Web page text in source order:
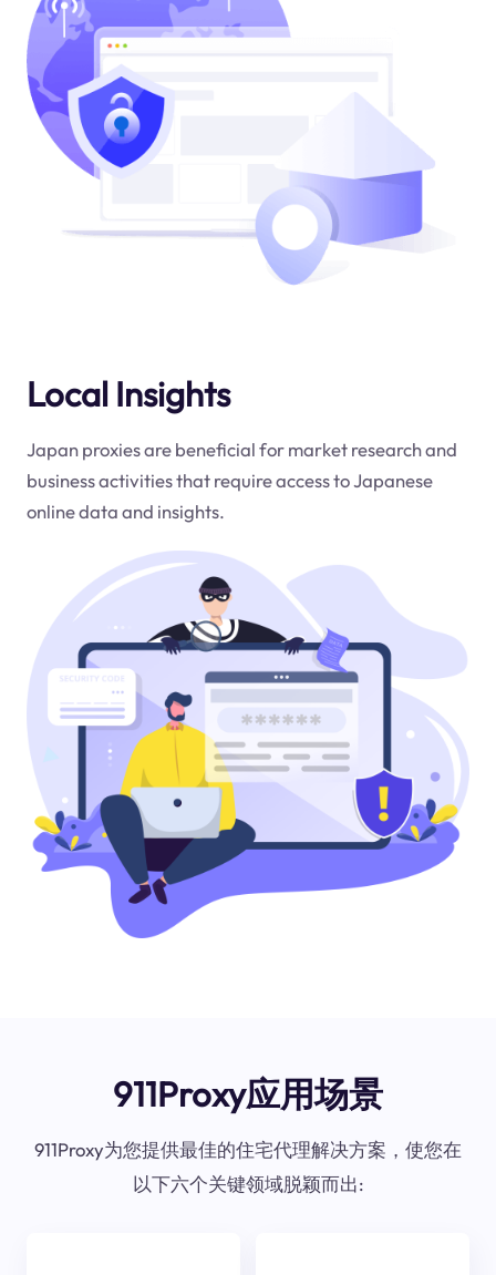
Local Insights
Japan proxies are beneficial for market research and
business activities that require access to Japanese
online data and insights.
911Proxy应用场景
911Proxy为您提供最佳的住宅代理解决方案，使您在
以下六个关键领域脱颖而出: